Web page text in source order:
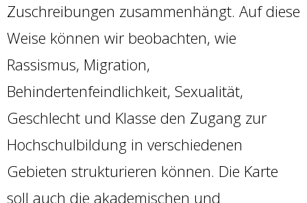
Zuschreibungen zusammenhängt. Auf diese
Weise können wir beobachten, wie
Rassismus, Migration,
Behindertenfeindlichkeit, Sexualität,
Geschlecht und Klasse den Zugang zur
Hochschulbildung in verschiedenen
Gebieten strukturieren können. Die Karte
soll auch die akademischen und